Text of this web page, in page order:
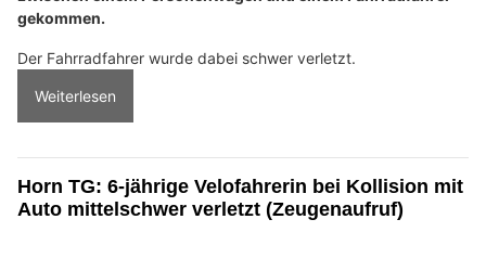
gekommen.
Der Fahrradfahrer wurde dabei schwer verletzt.
Weiterlesen
Horn TG: 6-jährige Velofahrerin bei Kollision mit
Auto mittelschwer verletzt (Zeugenaufruf)